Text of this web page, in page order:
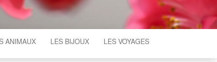
ANIMAUX LES BIJOUX LES VOYAGES